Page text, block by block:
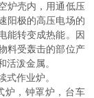
炉壳内，用通低压
阳极的高压电场的
能转变成热能。因
料受轰击的部位产
活泼金属。
式作业炉。
炉，钟罩炉，台车